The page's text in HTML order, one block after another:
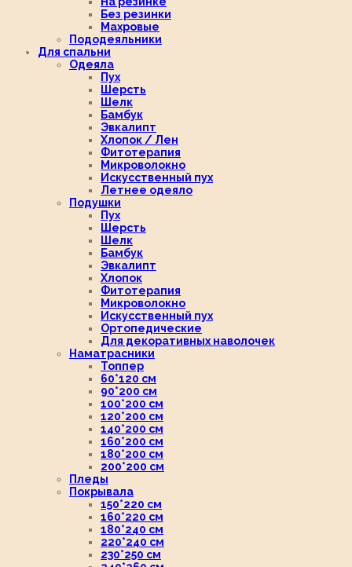
Без резинки
Махровые
Пододеяльники
Для спальни
Одеяла
Пух
Шерсть
Шелк
Бамбук
Эвкалипт
Хлопок / Лен
Фитотерапия
Микроволокно
Искусственный пух
Летнее одеяло
Подушки
Пух
Шерсть
Шелк
Бамбук
Эвкалипт
Хлопок
Фитотерапия
Микроволокно
Искусственный пух
Ортопедические
Для декоративных наволочек
Наматрасники
Топпер
60*120 см
90*200 см
100*200 см
120*200 см
140*200 см
160*200 см
180*200 см
200*200 см
Пледы
Покрывала
150*220 см
160*220 см
180*240 см
220*240 см
230*250 см